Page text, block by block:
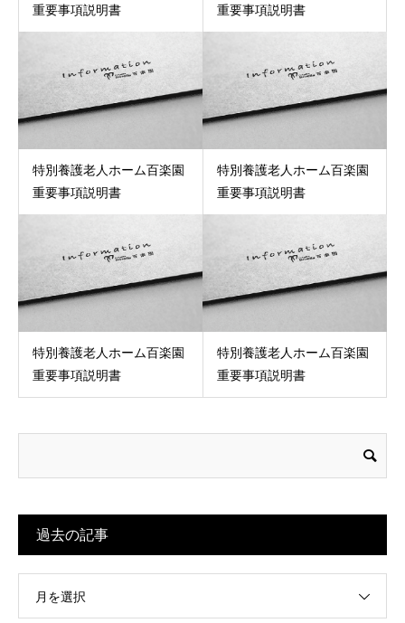
重要事項説明書
重要事項説明書
特別養護老人ホーム百楽園
重要事項説明書
特別養護老人ホーム百楽園
重要事項説明書
特別養護老人ホーム百楽園
重要事項説明書
特別養護老人ホーム百楽園
重要事項説明書
過去の記事
月を選択